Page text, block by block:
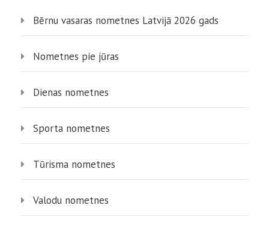
Bērnu vasaras nometnes Latvijā 2026 gads
Nometnes pie jūras
Dienas nometnes
Sporta nometnes
Tūrisma nometnes
Valodu nometnes